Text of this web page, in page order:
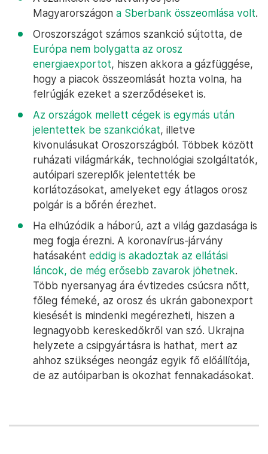
Magyarországon a Sberbank összeomlása volt.
Oroszországot számos szankció sújtotta, de
Európa nem bolygatta az orosz
energiaexportot, hiszen akkora a gázfüggése,
hogy a piacok összeomlását hozta volna, ha
felrúgják ezeket a szerződéseket is.
Az országok mellett cégek is egymás után
jelentettek be szankciókat, illetve
kivonulásukat Oroszországból. Többek között
ruházati világmárkák, technológiai szolgáltatók,
autóipari szereplők jelentették be
korlátozásokat, amelyeket egy átlagos orosz
polgár is a bőrén érezhet.
Ha elhúzódik a háború, azt a világ gazdasága is
meg fogja érezni. A koronavírus-járvány
hatásaként eddig is akadoztak az ellátási
láncok, de még erősebb zavarok jöhetnek.
Több nyersanyag ára évtizedes csúcsra nőtt,
főleg fémeké, az orosz és ukrán gabonexport
kiesését is mindenki megérezheti, hiszen a
legnagyobb kereskedőkről van szó. Ukrajna
helyzete a csipgyártásra is hathat, mert az
ahhoz szükséges neongáz egyik fő előállítója,
de az autóiparban is okozhat fennakadásokat.